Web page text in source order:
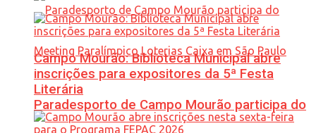
Paradesporto de Campo Mourão participa do
Campo Mourão: Biblioteca Municipal abre
inscrições para expositores da 5ª Festa
Literária